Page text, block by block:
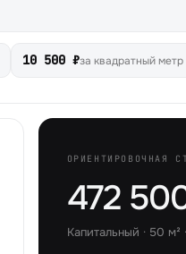
10 500 ₽за квадратный метр
ОРИЕНТИРОВОЧНАЯ
472
Капитальный · 50 м² ·